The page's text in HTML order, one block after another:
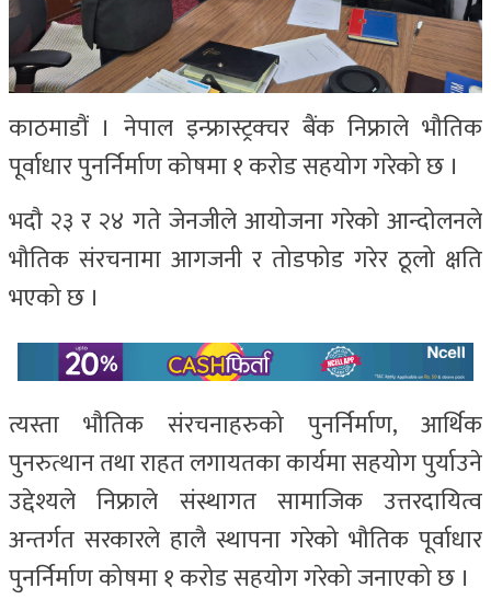
काठमाडौं । नेपाल इन्फ्रास्ट्रक्चर बैंक निफ्राले भौतिक
पूर्वाधार पुनर्निर्माण कोषमा १ करोड सहयोग गरेको छ ।
भदौ २३ र २४ गते जेनजीले आयोजना गरेको आन्दोलनले
भौतिक संरचनामा आगजनी र तोडफोड गरेर ठूलो क्षति
भएको छ ।
त्यस्ता भौतिक संरचनाहरुको पुनर्निर्माण, आर्थिक
पुनरुत्थान तथा राहत लगायतका कार्यमा सहयोग पुर्याउने
उद्देश्यले निफ्राले संस्थागत सामाजिक उत्तरदायित्व
अन्तर्गत सरकारले हालै स्थापना गरेको भौतिक पूर्वाधार
पुनर्निर्माण कोषमा १ करोड सहयोग गरेको जनाएको छ ।